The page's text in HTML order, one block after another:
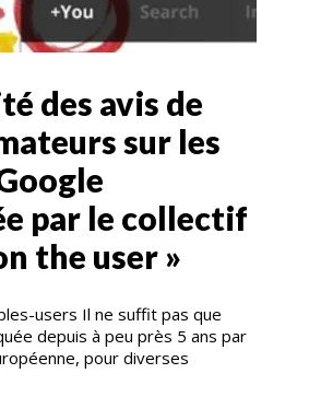
des avis de
sur les
par le collectif
the user »
users Il ne suffit pas que
depuis à peu près 5 ans par
pour diverses